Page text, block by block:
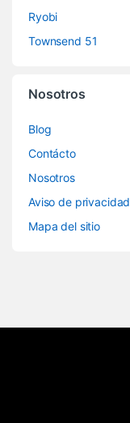
Ryobi
Townsend 51
Nosotros
Blog
Contácto
Nosotros
Aviso de privacidad
Mapa del sitio